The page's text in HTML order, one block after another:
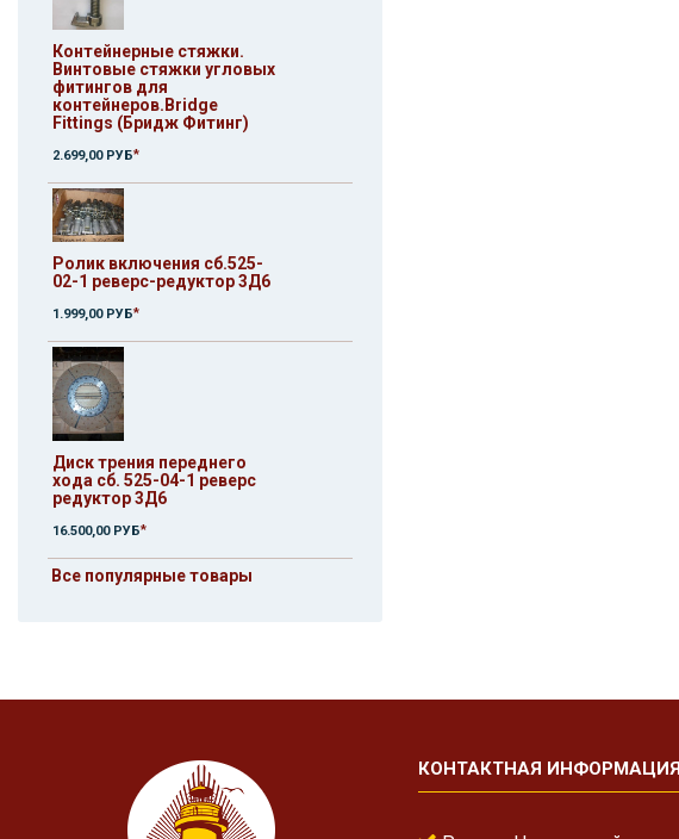
Контейнерные стяжки.
Винтовые стяжки угловых
фитингов для
контейнеров.Bridge
Fittings (Бридж Фитинг)
2.699,00 РУБ*
Ролик включения сб.525-
02-1 реверс-редуктор 3Д6
1.999,00 РУБ*
Диск трения переднего
хода сб. 525-04-1 реверс
редуктор 3Д6
16.500,00 РУБ*
Все популярные товары
КОНТАКТНАЯ ИНФОРМАЦИЯ